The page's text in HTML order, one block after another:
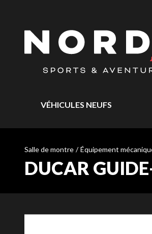
VÉHICULES NEUFS
Salle de montre / Équipement
DUCAR